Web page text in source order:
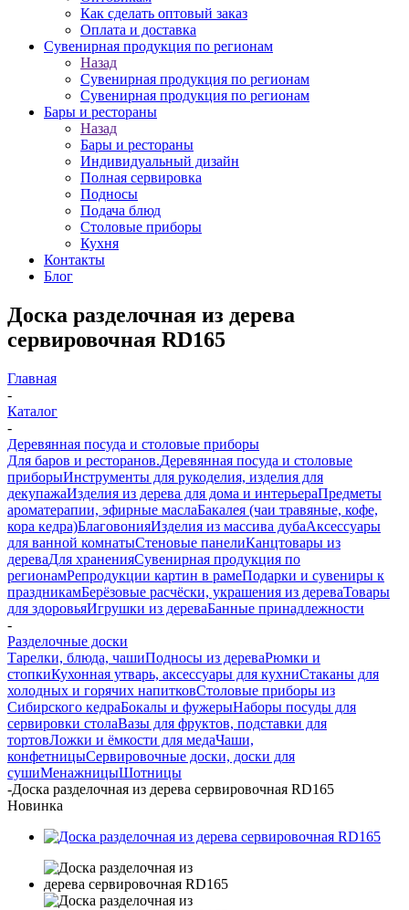
Как сделать оптовый заказ
Оплата и доставка
Сувенирная продукция по регионам
Назад
Сувенирная продукция по регионам
Сувенирная продукция по регионам
Бары и рестораны
Назад
Бары и рестораны
Индивидуальный дизайн
Полная сервировка
Подносы
Подача блюд
Столовые приборы
Кухня
Контакты
Блог
Доска разделочная из дерева
сервировочная RD165
Главная
-
Каталог
-
Деревянная посуда и столовые приборы
Для баров и ресторанов.Деревянная посуда и столовые
приборыИнструменты для рукоделия, изделия для
декупажаИзделия из дерева для дома и интерьераПредметы
ароматерапии, эфирные маслаБакалея (чаи травяные, кофе,
кора кедра)БлаговонияИзделия из массива дубаАксессуары
для ванной комнатыСтеновые панелиКанцтовары из
дереваДля храненияСувенирная продукция по
регионамРепродукции картин в рамеПодарки и сувениры к
праздникамБерёзовые расчёски, украшения из дереваТовары
для здоровьяИгрушки из дереваБанные принадлежности
-
Разделочные доски
Тарелки, блюда, чашиПодносы из дереваРюмки и
стопкиКухонная утварь, аксессуары для кухниСтаканы для
холодных и горячих напитковСтоловые приборы из
Сибирского кедраБокалы и фужерыНаборы посуды для
сервировки столаВазы для фруктов, подставки для
тортовЛожки и ёмкости для медаЧаши,
конфетницыСервировочные доски, доски для
сушиМенажницыШотницы
-Доска разделочная из дерева сервировочная RD165
Новинка